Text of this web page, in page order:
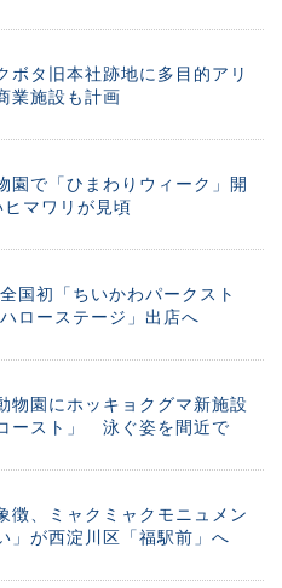
ボタ旧本社跡地に多目的アリ
施設も計画
園で「ひまわりウィーク」開
マワリが見頃
国初「ちいかわパークスト
ローステージ」出店へ
物園にホッキョクグマ新施設
ースト」 泳ぐ姿を間近で
徴、ミャクミャクモニュメン
」が西淀川区「福駅前」へ